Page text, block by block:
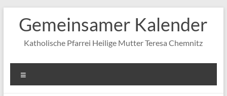
Inhalt
springen
Gemeinsamer Kalender
Katholische Pfarrei Heilige Mutter Teresa Chemnitz